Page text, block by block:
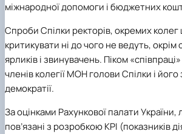
міжнародної допомоги і бюджетних
СпробиСпілки ректорів, окремих
критикувати ні до чого не ведуть,
ярликів і звинувачень. Піком
членів колегіїМОНголови Спілки і
демократії.
За оцінками Рахункової палати України,
пов’язані з розробкою КРІ (показників